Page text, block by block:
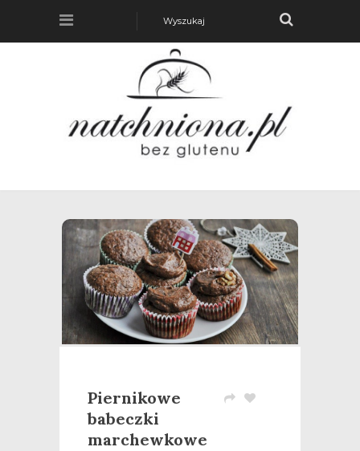
Piernikowe
babeczki
marchewkowe